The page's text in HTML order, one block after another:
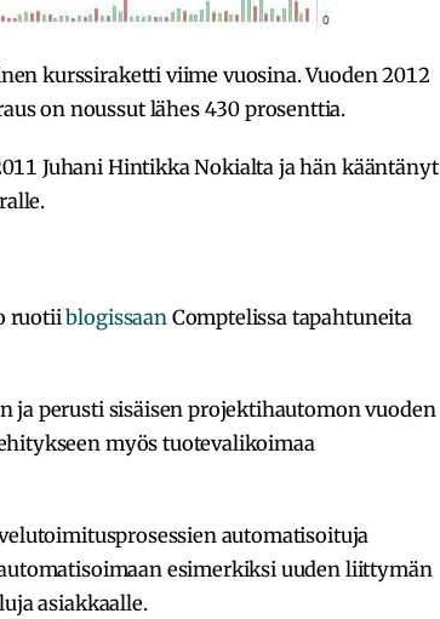
kurssiraketti viime vuosina. Vuoden 2012
on noussut lähes 430 prosenttia.
Juhani Hintikka Nokialta ja hän kääntänyt
ruotiiblogissaan Comptelissa tapahtuneita
ja perusti sisäisen projektihautomon vuoden
myös tuotevalikoimaa
automatisoituja
esimerkiksi uuden liittymän
asiakkaalle.